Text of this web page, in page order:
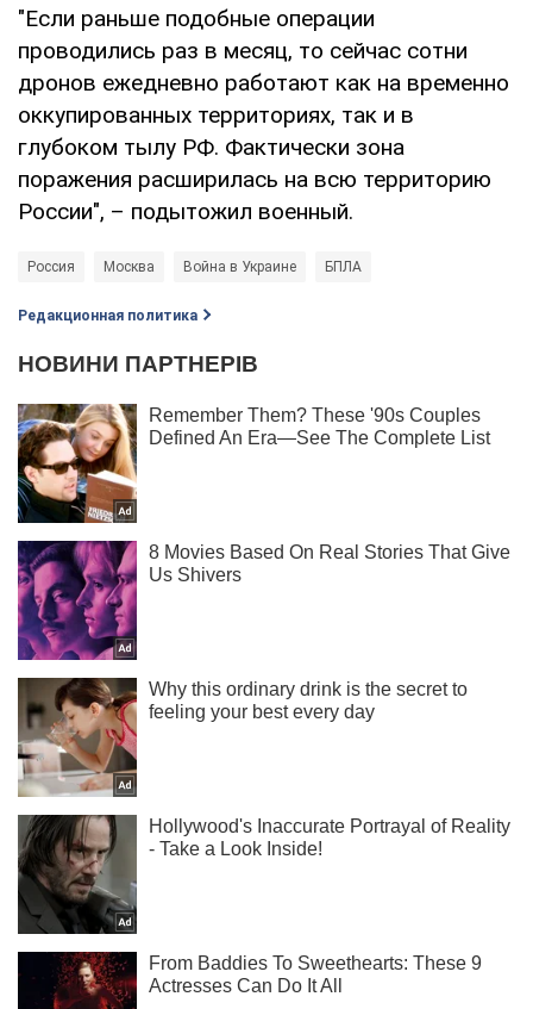
"Если раньше подобные операции
проводились раз в месяц, то сейчас сотни
дронов ежедневно работают как на временно
оккупированных территориях, так и в
глубоком тылу РФ. Фактически зона
поражения расширилась на всю территорию
России", – подытожил военный.
Россия Москва Война в Украине БПЛА
Редакционная политика